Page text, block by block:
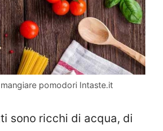
pomodori Intaste.it
sono ricchi di acqua, di